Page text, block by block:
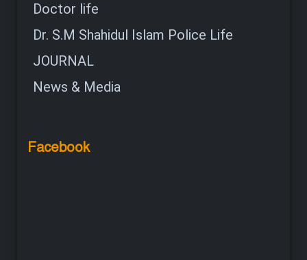
Doctor life
Dr. S.M Shahidul Islam Police Life
JOURNAL
News & Media
Facebook